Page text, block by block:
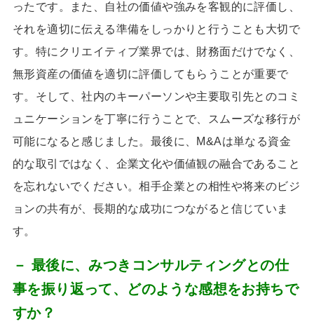
ったです。また、自社の価値や強みを客観的に評価し、
それを適切に伝える準備をしっかりと行うことも大切で
す。特にクリエイティブ業界では、財務面だけでなく、
無形資産の価値を適切に評価してもらうことが重要で
す。そして、社内のキーパーソンや主要取引先とのコミ
ュニケーションを丁寧に行うことで、スムーズな移行が
可能になると感じました。最後に、 M&Aは単なる資金
的な取引ではなく、企業文化や価値観の融合であること
を忘れないでください。相手企業との相性や将来のビジ
ョンの共有が、長期的な成功につながると信じていま
す。
－ 最後に、みつきコンサルティングとの仕
事を振り返って、どのような感想をお持ちで
すか？